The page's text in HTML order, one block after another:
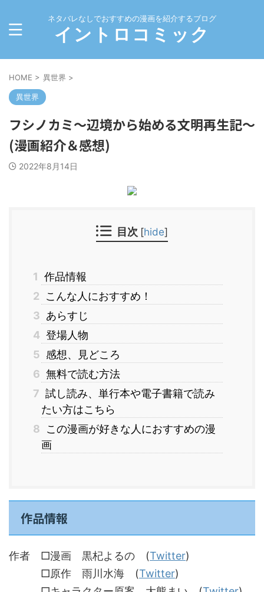
ネタバレなしでおすすめの漫画を紹介するブログ
イントロコミック
HOME > 異世界 >
異世界
フシノカミ～辺境から始める文明再生記～
(漫画紹介＆感想)
2022年8月14日
目次 [hide]
1 作品情報
2
こんな人におすすめ！
3 あらすじ
4 登場人物
5 感想、見どころ
6 無料で読む方法
7 試し読み、単行本や電子書籍で読み
たい方はこちら
8
この漫画が好きな人におすすめの漫
画
作品情報
作者 □漫画 黒杞よるの (Twitter)
□原作 雨川水海 (Twitter)